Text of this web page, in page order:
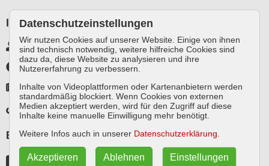
Infos
Markennutzer intern
Infothek
Pressespiegel
Links
Besuchen Sie uns auch auf
Datenschutzeinstellungen
Wir nutzen Cookies auf unserer Website. Einige von ihnen
sind technisch notwendig, weitere hilfreiche Cookies sind
dazu da, diese Website zu analysieren und ihre
Nutzererfahrung zu verbessern.
Inhalte von Videoplattformen oder Kartenanbietern werden
standardmäßig blockiert. Wenn Cookies von externen
Medien akzeptiert werden, wird für den Zugriff auf diese
Inhalte keine manuelle Einwilligung mehr benötigt.
Weitere Infos auch in unserer Datenschutzerklärung
Einstellungen
Ablehnen
Akzeptieren